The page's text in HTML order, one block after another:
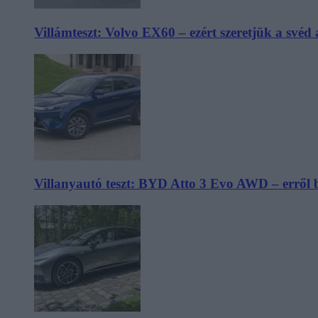
Villámteszt: Volvo EX60 – ezért szeretjük a svéd
Villanyautó teszt: BYD Atto 3 Evo AWD – erről